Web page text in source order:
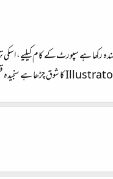
رکھا ہے سپورٹ‌کے کام کیلیے،